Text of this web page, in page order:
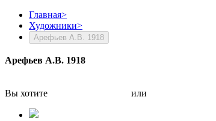
Главная>
Художники>
Арефьев А.В. 1918
Арефьев А.В. 1918
Вы хотите или